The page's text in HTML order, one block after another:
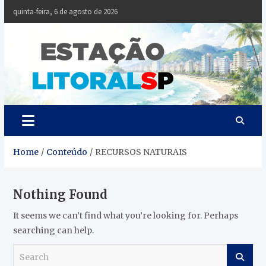
quinta-feira, 6 de agosto de 2026
Litoral
Notícias da
Baixada Santista
Home Conteúdo RECURSOS NATURAIS
Nothing Found
It seems we can’t find what you’re looking for. Perhaps
searching can help.